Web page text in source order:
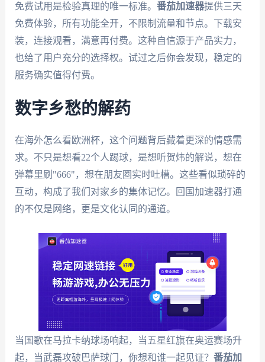
免费试用是检验真理的唯一标准。 番茄加速器提供三天
免费体验，所有功能全开，不限制流量和节点。下载安
装，连接观看，满意再付费。这种自信源于产品实力，
也给了用户充分的选择权。试过之后你会发现，稳定的
服务确实值得付费。
数字乡愁的解药
在海外怎么看欧洲杯，这个问题背后藏着更深的情感需
求。不只是想看22个人踢球，是想听贺炜的解说，想在
弹幕里刷"666"，想在朋友圈实时吐槽。这些看似琐碎的
互动，构成了我们对家乡的集体记忆。回国加速器打通
的不仅是网络，更是文化认同的通道。
当国歌在马拉卡纳球场响起，当五星红旗在奥运赛场升
起，当武磊攻破巴萨球门，你想和谁一起见证？ 番茄加